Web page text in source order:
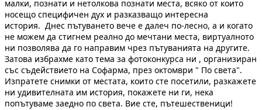
малки, познати и нетолкова познати места, всяко от които
носещо специфичен дух и разказващо интересна
история. Днес пътуването вече е далеч по-лесно, а и когато
не можем да стигнем реално до мечтани места, виртуалното
ни позволява да го направим чрез пътуванията на другите.
Затова избрахме като тема за фотоконкурса ни , организиран
със съдействието на Софарма, през октомври " По света".
Изпратете снимки от местата, които сте посетили, разкажете
ни удивителната им история, покажете ни ги, нека
попътуваме заедно по света. Вие сте, пътешественици!